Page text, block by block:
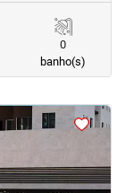
0
banho(s)